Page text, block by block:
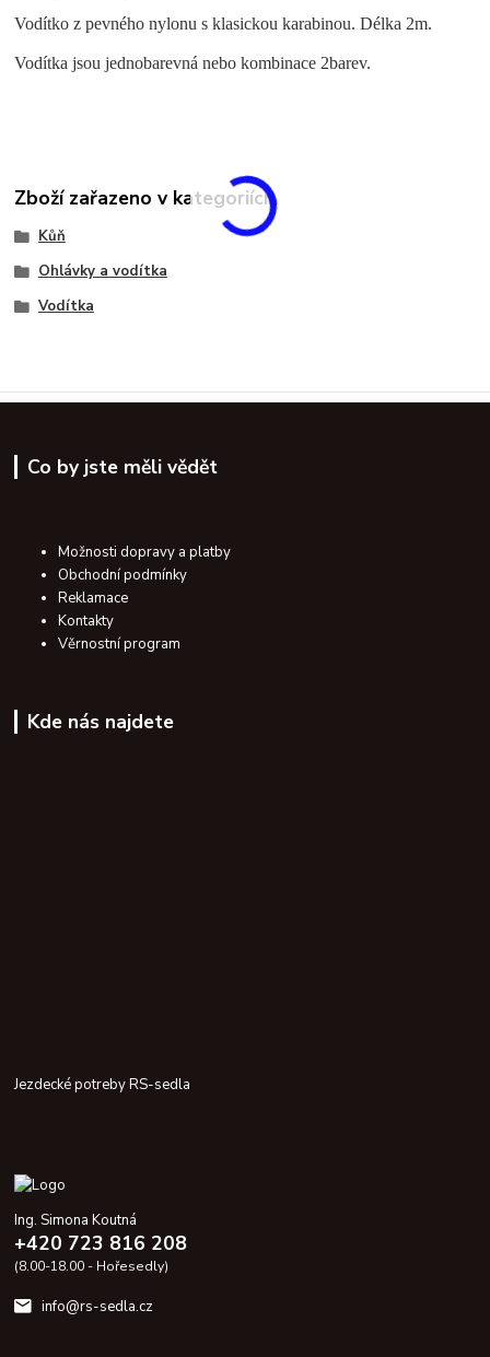
Vodítko z pevného nylonu s klasickou karabinou. Délka 2m.
Vodítka jsou jednobarevná nebo kombinace 2barev.
Zboží zařazeno v kategoriích
Kůň
Ohlávky a vodítka
Vodítka
Co by jste měli vědět
Možnosti dopravy a platby
Obchodní podmínky
Reklamace
Kontakty
Věrnostní program
Kde nás najdete
Jezdecké potreby RS-sedla
Ing. Simona Koutná
+420 723 816 208
(8.00-18.00 - Hořesedly)
info@rs-sedla.cz